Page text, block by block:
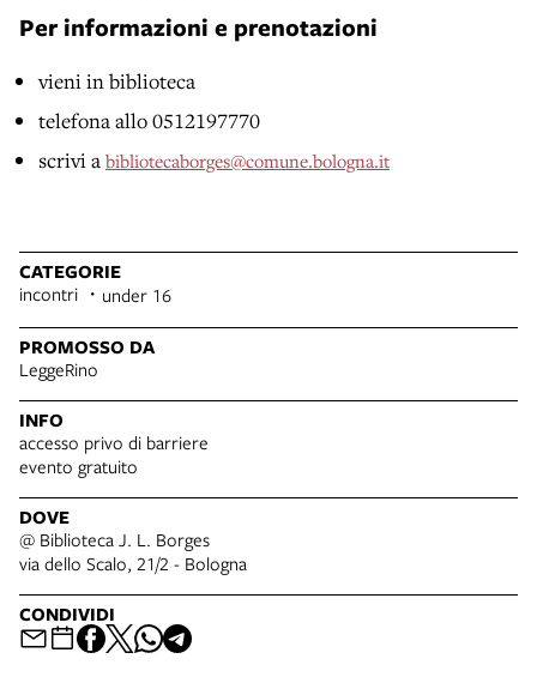
Per informazioni e prenotazioni
vieni in biblioteca
telefona allo 0512197770
scrivi a bibliotecaborges@comune.bologna.it
CATEGORIE
incontri under 16
PROMOSSO DA
LeggeRino
INFO
accesso privo di barriere
evento gratuito
DOVE
@ Biblioteca J. L. Borges
via dello Scalo, 21/2 - Bologna
CONDIVIDI